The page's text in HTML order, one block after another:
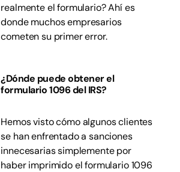
realmente el formulario? Ahí es
donde muchos empresarios
cometen su primer error.
¿Dónde puede obtener el
formulario 1096 del IRS?
Hemos visto cómo algunos clientes
se han enfrentado a sanciones
innecesarias simplemente por
haber imprimido el formulario 1096